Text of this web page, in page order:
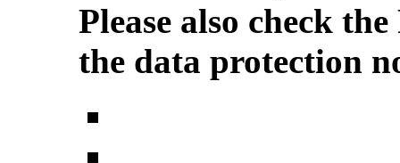
Please also check
the data protection